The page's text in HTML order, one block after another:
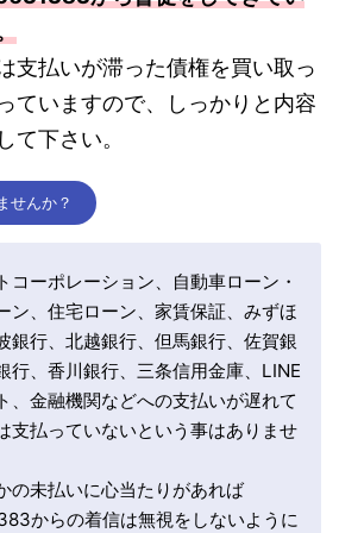
支払いが滞った債権を買い取っ
ていますので、しっかりと内容
て下さい。
せんか？
コーポレーション、自動車ローン・
ン、住宅ローン、家賃保証、みずほ
銀行、北越銀行、但馬銀行、佐賀銀
行、香川銀行、三条信用金庫、LINE
、金融機関などへの支払いが遅れて
支払っていないという事はありませ
の未払いに心当たりがあれば
からの着信は無視をしないように